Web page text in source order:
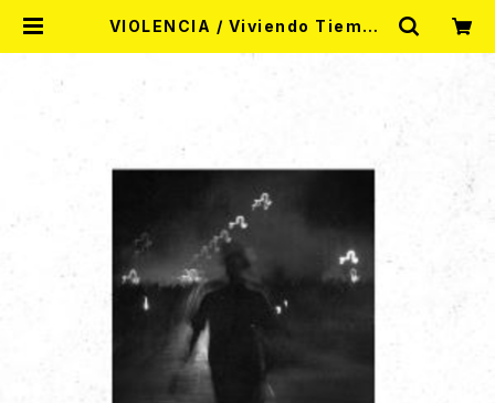
VIOLENCIA / Viviendo Tiempo
ー付き国内盤CD) | RECORD SHO